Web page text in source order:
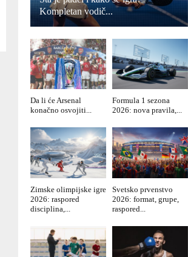
Kompletan vodič...
Da li će Arsenal
konačno osvojiti...
Formula 1 sezona
2026: nova pravila,...
Zimske olimpijske igre
2026: raspored
disciplina,...
Svetsko prvenstvo
2026: format, grupe,
raspored...